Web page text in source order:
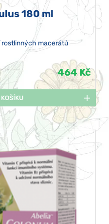
180 ml
rostlinných macerátů
464 Kč